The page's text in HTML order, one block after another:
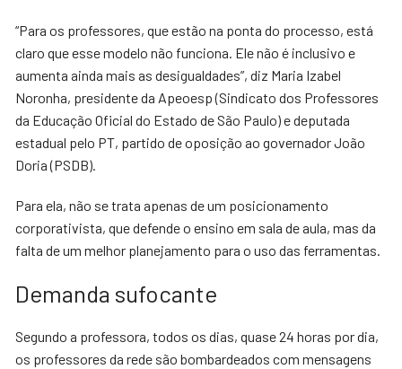
“Para os professores, que estão na ponta do processo, está
claro que esse modelo não funciona. Ele não é inclusivo e
aumenta ainda mais as desigualdades”, diz Maria Izabel
Noronha, presidente da Apeoesp (Sindicato dos Professores
da Educação Oficial do Estado de São Paulo) e deputada
estadual pelo PT, partido de oposição ao governador João
Doria (PSDB).
Para ela, não se trata apenas de um posicionamento
corporativista, que defende o ensino em sala de aula, mas da
falta de um melhor planejamento para o uso das ferramentas.
Demanda sufocante
Segundo a professora, todos os dias, quase 24 horas por dia,
os professores da rede são bombardeados com mensagens